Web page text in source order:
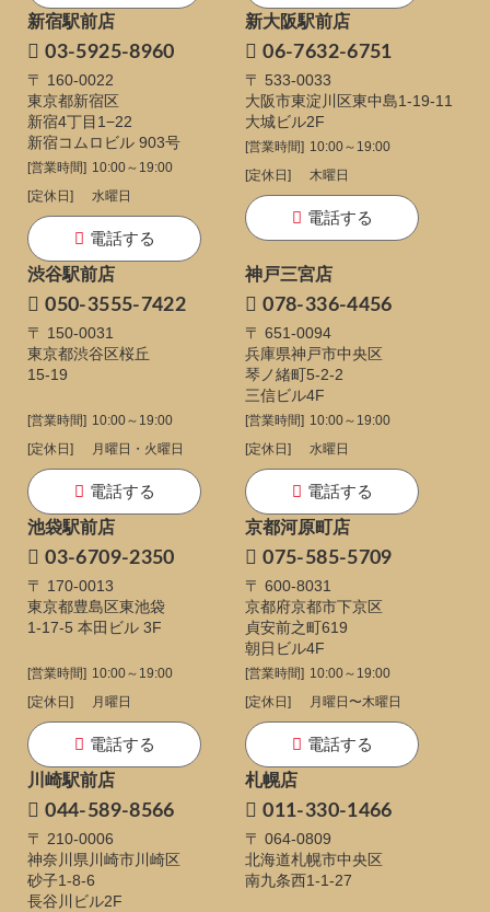
新宿駅前店
03-5925-8960
〒 160-0022
東京都新宿区
新宿4丁目1−22
新宿コムロビル 903号
[営業時間] 10:00～19:00
[定休日]
水曜日
電話する
新大阪駅前店
06-7632-6751
〒 533-0033
大阪市東淀川区東中島1-19-11
大城ビル2F
[営業時間] 10:00～19:00
[定休日]
木曜日
電話する
渋谷駅前店
050-3555-7422
〒 150-0031
東京都渋谷区桜丘
15-19
[営業時間] 10:00～19:00
[定休日]
月曜日・火曜日
電話する
神戸三宮店
078-336-4456
〒 651-0094
兵庫県神戸市中央区
琴ノ緒町5-2-2
三信ビル4F
[営業時間] 10:00～19:00
[定休日]
水曜日
電話する
池袋駅前店
03-6709-2350
〒 170-0013
東京都豊島区東池袋
1-17-5 本田ビル 3F
[営業時間] 10:00～19:00
[定休日]
月曜日
電話する
京都河原町店
075-585-5709
〒 600-8031
京都府京都市下京区
貞安前之町619
朝日ビル4F
[営業時間] 10:00～19:00
[定休日]
月曜日〜木曜日
電話する
川崎駅前店
044-589-8566
〒 210-0006
神奈川県川崎市川崎区
砂子1-8-6
長谷川ビル2F
札幌店
011-330-1466
〒 064-0809
北海道札幌市中央区
南九条西1-1-27